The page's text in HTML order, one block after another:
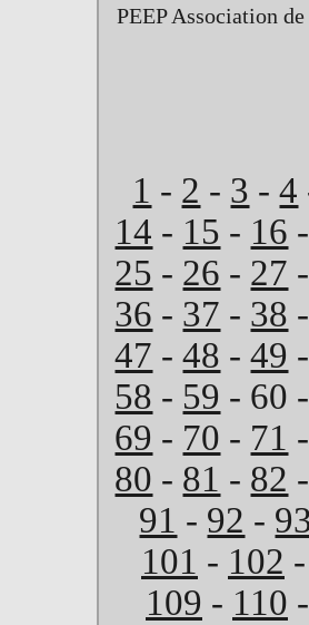
PEEP Association
1 - 2 - 3 -4
14 - 15 - 16
25 - 26 - 27
36 - 37 - 38
47 -48 -49
58 - 59 - 60
69 - 70 - 71
80 - 81 - 82
91 - 92 -
101 - 102
109 - 110